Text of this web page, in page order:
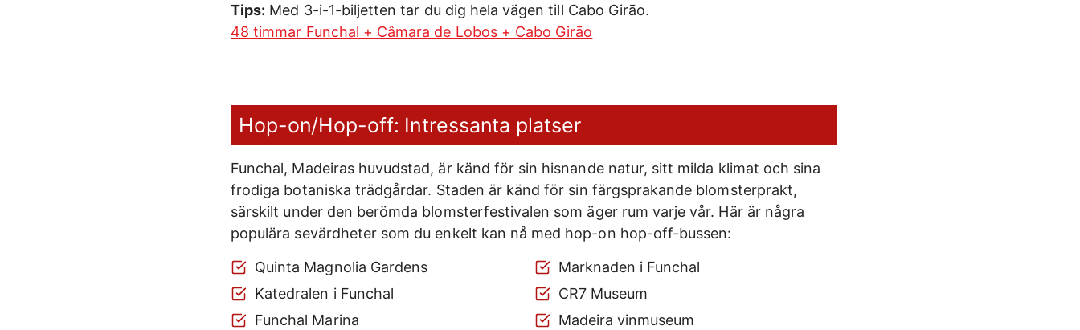
Tips: Med 3-i-1-biljetten tar du dig hela vägen till Cabo Girāo.
48 timmar Funchal + Câmara de Lobos + Cabo Girāo
Hop-on/Hop-off: Intressanta platser
Funchal, Madeiras huvudstad, är känd för sin hisnande natur, sitt milda klimat och sina
frodiga botaniska trädgårdar. Staden är känd för sin färgsprakande blomsterprakt,
särskilt under den berömda blomsterfestivalen som äger rum varje vår. Här är några
populära sevärdheter som du enkelt kan nå med hop-on hop-off-bussen:
Quinta Magnolia Gardens
Marknaden i Funchal
Katedralen i Funchal
CR7 Museum
Funchal Marina
Madeira vinmuseum